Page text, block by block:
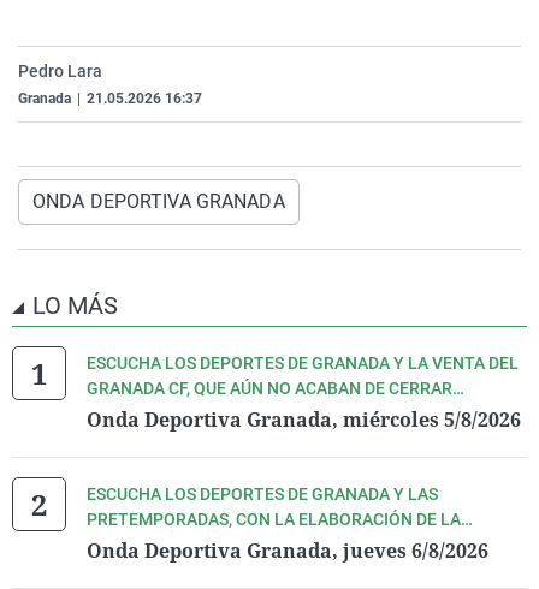
Pedro Lara
Granada 21.05.2026 16:37
ONDA DEPORTIVA GRANADA
LO MÁS
ESCUCHA LOS DEPORTES DE GRANADA Y LA VENTA DEL
GRANADA CF, QUE AÚN NO ACABAN DE CERRAR
DEFINITIVAMENTE, CON PEDRO LARA Y TODO SU
Onda Deportiva Granada, miércoles 5/8/2026
ESCUCHA LOS DEPORTES DE GRANADA Y LAS
PRETEMPORADAS, CON LA ELABORACIÓN DE LA
PLANTILLA, DEL GRANADA CF Y COVIRÁN GRANADA,
Onda Deportiva Granada, jueves 6/8/2026